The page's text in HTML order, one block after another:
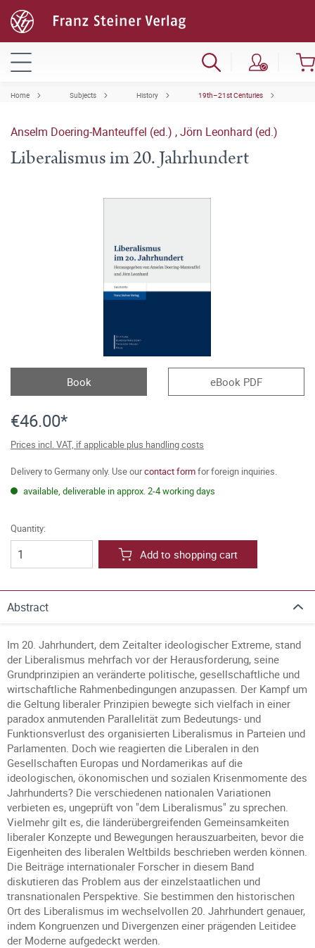
Home Subjects History 19th–21st Centuries
Anselm Doering-Manteuffel (ed.) ,Jörn Leonhard (ed.)
Liberalismus im 20. Jahrhundert
Book eBook PDF
€46.00*
Prices incl. VAT, if applicable plus handling costs
Delivery to Germany only. Use ourcontact formfor foreign inquiries.
available, deliverable in approx. 2-4 working days
Quantity:
Add to shopping cart
Abstract
Im 20. Jahrhundert, dem Zeitalter ideologischer Extreme, stand
der Liberalismus mehrfach vor der Herausforderung, seine
Grundprinzipien an veränderte politische, gesellschaftliche und
wirtschaftliche Rahmenbedingungen anzupassen. Der Kampf um
die Geltung liberaler Prinzipien bewegte sich vielfach in einer
paradox anmutenden Parallelität zum Bedeutungs- und
Funktionsverlust des organisierten Liberalismus in Parteien und
Parlamenten. Doch wie reagierten die Liberalen in den
Gesellschaften Europas und Nordamerikas auf die
ideologischen, ökonomischen und sozialen Krisenmomente des
Jahrhunderts? Die verschiedenen nationalen Variationen
verbieten es, ungeprüft von "dem Liberalismus" zu sprechen.
Vielmehr gilt es, die länderübergreifenden Gemeinsamkeiten
liberaler Konzepte und Bewegungen herauszuarbeiten, bevor die
Eigenheiten des liberalen Weltbilds beschrieben werden können.
Die Beiträge internationaler Forscher in diesem Band
diskutieren das Problem aus der einzelstaatlichen und
transnationalen Perspektive. Sie bestimmen den historischen
Ort des Liberalismus im wechselvollen 20. Jahrhundert genauer,
indem Kongruenzen und Divergenzen einer prägenden Leitidee
der Moderne aufgedeckt werden.